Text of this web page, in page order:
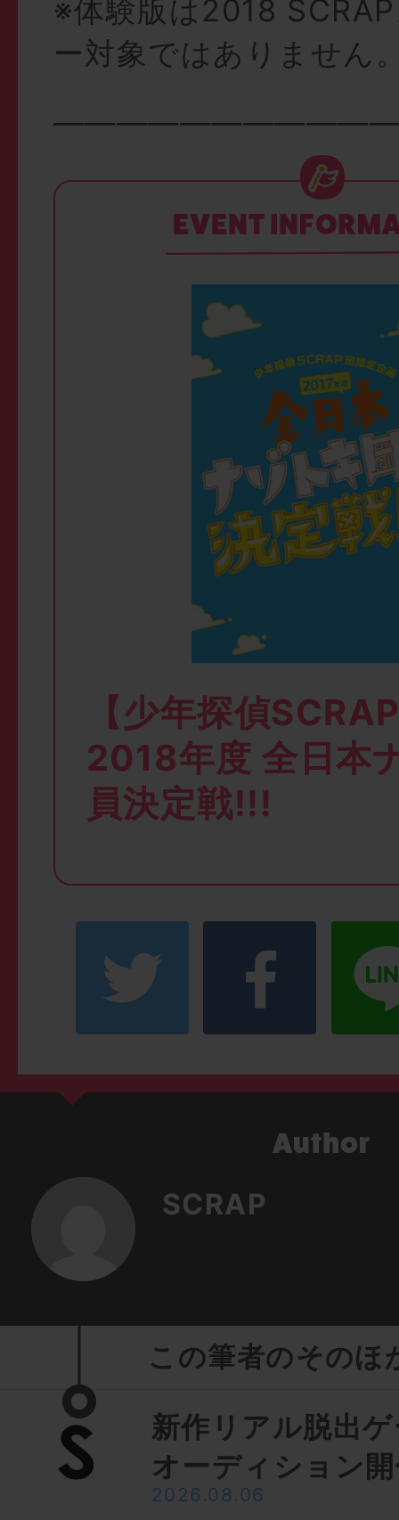
※体験版は2018
ー対象ではありません
【少年探偵
2018年度 全日本
員決定戦!!!
SCRAP
この筆者のそのほ
新作リアル脱出
オーディション
2026.08.06